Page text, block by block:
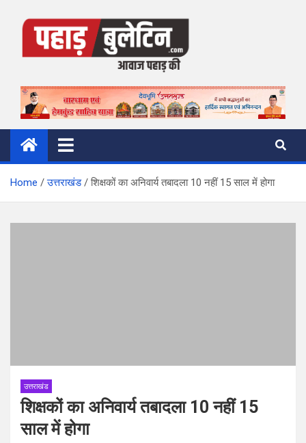
Pahad Bulletin
पहाड़ की आवाज
Home उत्तराखंड शिक्षकों का अनिवार्य तबादला 10 नहीं 15 साल में होगा
उत्तराखंड
शिक्षकों का अनिवार्य तबादला 10 नहीं 15
साल में होगा